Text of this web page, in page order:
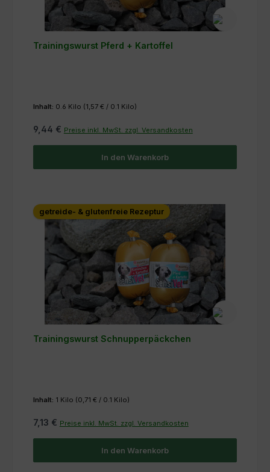
Trainingswurst Pferd + Kartoffel
Inhalt: 0.6 Kilo (1,57 € / 0.1 Kilo)
9,44 € Preise inkl. MwSt. zzgl. Versandkosten
In den Warenkorb
getreide- & glutenfreie Rezeptur
Trainingswurst Schnupperpäckchen
Inhalt: 1 Kilo (0,71 € / 0.1 Kilo)
7,13 € Preise inkl. MwSt. zzgl. Versandkosten
In den Warenkorb